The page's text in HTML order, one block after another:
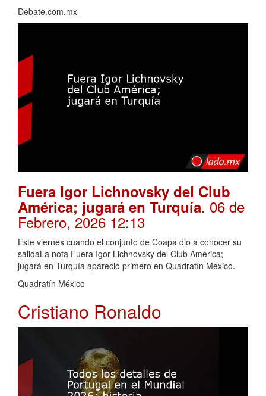
Debate.com.mx
Fuera Igor Lichnovsky del Club
América; jugará en Turquía. 06 de
Febrero, 2026 12:13
Este viernes cuando el conjunto de Coapa dio a conocer su
salidaLa nota Fuera Igor Lichnovsky del Club América;
jugará en Turquía apareció primero en Quadratín México.
Quadratín México
Cristiano Ronaldo